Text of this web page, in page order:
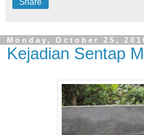
Monday, October 25,
Kejadian Sentap